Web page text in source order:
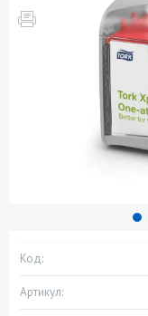
Код:
Артикул: